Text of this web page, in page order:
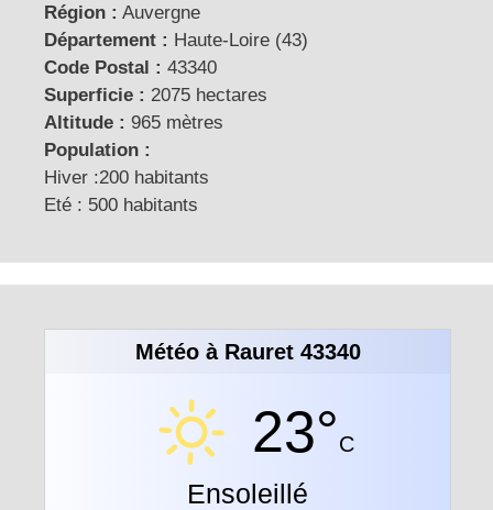
Région : Auvergne
Département : Haute-Loire (43)
Code Postal : 43340
Superficie : 2075 hectares
Altitude : 965 mètres
Population :
Hiver :200 habitants
Eté : 500 habitants
Météo à Rauret 43340
23°C
Ensoleillé